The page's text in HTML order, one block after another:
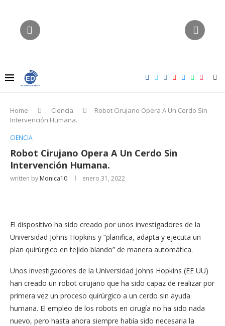
Home Ciencia
Robot Cirujano Opera A Un Cerdo Sin
Intervención Humana.
CIENCIA
Robot Cirujano Opera A Un Cerdo Sin
Intervención Humana.
written by Monica10 enero 31, 2022
El dispositivo ha sido creado por unos investigadores de la
Universidad Johns Hopkins y “planifica, adapta y ejecuta un
plan quirúrgico en tejido blando” de manera automática.
Unos investigadores de la Universidad Johns Hopkins (EE UU)
han creado un robot cirujano que ha sido capaz de realizar por
primera vez un proceso quirúrgico a un cerdo sin ayuda
humana. El empleo de los robots en cirugía no ha sido nada
nuevo, pero hasta ahora siempre había sido necesaria la